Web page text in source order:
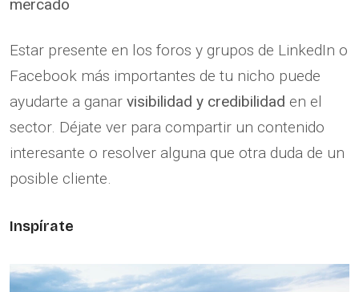
mercado
Estar presente en los foros y grupos de LinkedIn o
Facebook más importantes de tu nicho puede
ayudarte a ganar visibilidad y credibilidad en el
sector. Déjate ver para compartir un contenido
interesante o resolver alguna que otra duda de un
posible cliente.
Inspírate